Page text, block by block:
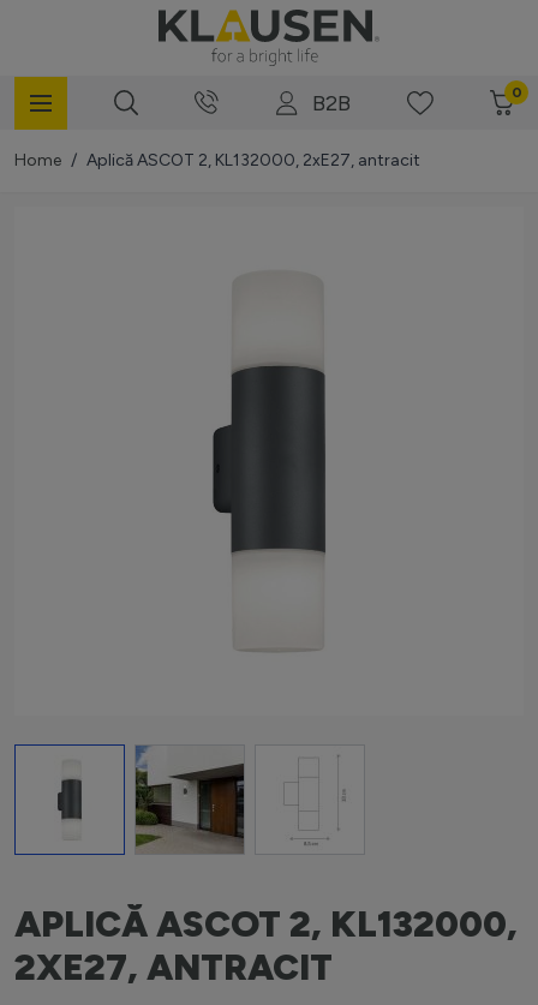
B2B 0
Home / Aplică ASCOT 2, KL132000, 2xE27, antracit
View larger imageView larger imageView larger image
APLICĂ ASCOT 2, KL132000,
2XE27, ANTRACIT